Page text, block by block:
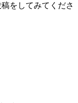
をしてみてくださ